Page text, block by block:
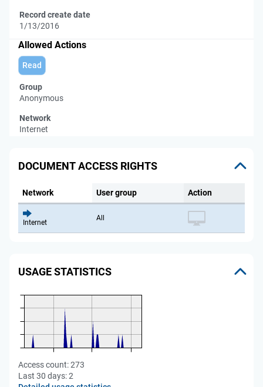
Record create date
1/13/2016
Allowed Actions
Read
Group
Anonymous
Network
Internet
DOCUMENT ACCESS RIGHTS
Network User group Action
Internet
All
USAGE STATISTICS
Access count:273
Last 30 days:2